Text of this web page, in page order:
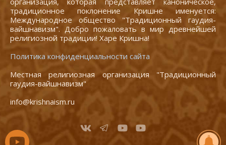
традиционное поклонение Кришне именуется:
Международное общество "Традиционный гаудия-
вайшнавизм". Добро пожаловать в мир древнейшей
религиозной традиции! Харе Кришна!
Политика конфиденциальности сайта
Местная религиозная организация "Традиционный
гаудия-вайшнавизм"
info@krishnaism.ru